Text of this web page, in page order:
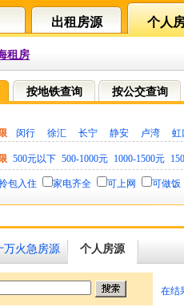
出租房源 个人
租房
按地铁查询 按公交查询
闵行 徐汇 长宁 静安 卢湾 虹
500元以下 500-1000元 1000-1500元
包入住 家电齐全 可上网 可做饭
万火急房源 个人房源
在结